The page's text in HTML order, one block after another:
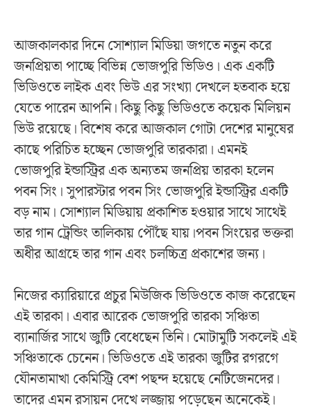
আজকালকার দিনে সোশ্যাল মিডিয়া জগতে নতুন করে
জনপ্রিয়তা পাচ্ছে বিভিন্ন ভোজপুরি ভিডিও। এক একটি
ভিডিওতে লাইক এবং ভিউ এর সংখ্যা দেখলে হতবাক হয়ে
যেতে পারেন আপনি। কিছু কিছু ভিডিওতে কয়েক মিলিয়ন
ভিউ রয়েছে। বিশেষ করে আজকাল গোটা দেশের মানুষের
কাছে পরিচিত হচ্ছেন ভোজপুরি তারকারা। এমনই
ভোজপুরি ইন্ডাস্ট্রির এক অন্যতম জনপ্রিয় তারকা হলেন
পবন সিং। সুপারস্টার পবন সিং ভোজপুরি ইন্ডাস্ট্রির একটি
বড় নাম। সোশ্যাল মিডিয়ায় প্রকাশিত হওয়ার সাথে সাথেই
তার গান ট্রেন্ডিং তালিকায় পৌঁছে যায়।পবন সিংয়ের ভক্তরা
অধীর আগ্রহে তার গান এবং চলচ্চিত্র প্রকাশের জন্য।
নিজের ক্যারিয়ারে প্রচুর মিউজিক ভিডিওতে কাজ করেছেন
এই তারকা। এবার আরেক ভোজপুরি তারকা সঞ্চিতা
ব্যানার্জির সাথে জুটি বেধেছেন তিনি। মোটামুটি সকলেই এই
সঞ্চিতাকে চেনেন। ভিডিওতে এই তারকা জুটির রগরগে
যৌনতামাখা কেমিস্ট্রি বেশ পছন্দ হয়েছে নেটিজেনদের।
তাদের এমন রসায়ন দেখে লজ্জায় পড়েছেন অনেকেই।